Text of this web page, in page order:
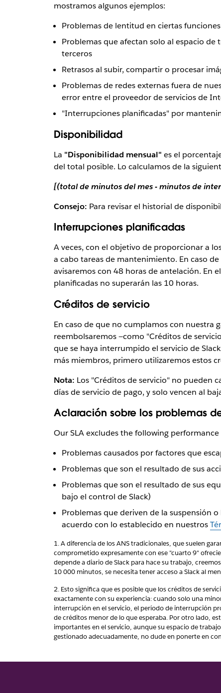
mostramos algunos ejemplos:
Problemas de lentitud en ciertas
Problemas que afectan solo al espacio
terceros
Retrasos al subir, compartir o procesar
Problemas de redes externas fuera de
error entre el proveedor de servicios de
"Interrupciones planificadas" por
Disponibilidad
La "Disponibilidad mensual" es el
del total posible. Lo calculamos de la
[(total de minutos del mes - minutos de
Consejo: Para revisar el historial de
Interrupciones planificadas
A veces, con el objetivo de proporcionar a
a cabo tareas de mantenimiento. En caso
avisaremos con 48 horas de antelación. En
planificadas no superarán las 10 horas.
Créditos de servicio
En caso de que no cumplamos con
reembolsaremos —como "Créditos de
que se haya interrumpido el servicio de
más miembros, primero utilizaremos estos
Nota: Los "Créditos de servicio" no pueden
días de servicio de pago, y solo vencen al
Aclaración sobre los problemas
Our SLA excludes the following performance
Problemas causados por factores que
Problemas que son el resultado de sus
Problemas que son el resultado de sus
bajo el control de Slack)
Problemas que deriven de la suspensión
acuerdo con lo establecido en nuestros
1. A diferencia de los ANS tradicionales, que suelen
comprometido expresamente con ese "cuarto 9"
depende a diario de Slack para hace su trabajo,
10 000 minutos, se necesita tener acceso a Slack al
2. Esto significa que es posible que los créditos de
exactamente con su experiencia: cuando solo una
interrupción en el servicio, el período de interrupción
de créditos menor de lo que esperaba. Por otro lado,
importantes en el servicio, aunque su espacio de
gestionado adecuadamente, no dude en ponerte en